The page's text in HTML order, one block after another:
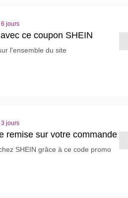
jours
ce coupon SHEIN
l'ensemble du site
jours
remise sur votre commande
SHEIN grâce à ce code promo